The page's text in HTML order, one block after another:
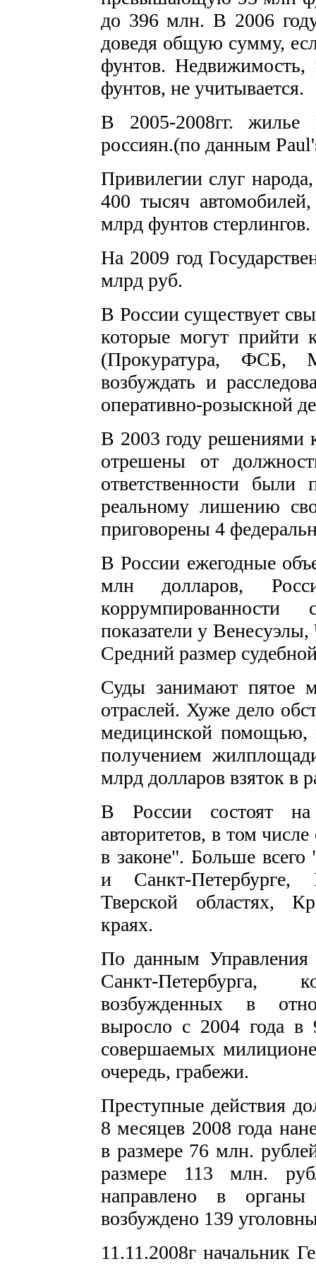
до 396 млн. В 2006
доведя общую сумму,
фунтов.
фунтов, не учитывается.
В 2005-2008гг. жилье
россиян.(по данным
Привилегии слуг
400 тысяч
млрд фунтов стерлингов.
На 2009 год
млрд руб.
В России существует
которые могут прийти
(Прокуратура, ФСБ,
возбуждать и
оперативно-розыскной
В 2003 году решениями
отрешены от
ответственности
реальному лишению
приговорены 4
В России ежегодные
млн долларов,
показатели у
Средний размер
Суды занимают пятое
отраслей. Хуже дело
медицинской помощью,
получением
млрд долларов взяток в
В России состоят
авторитетов, в том
в законе". Больше
и Санкт-Петербурге,
Тверской областях,
краях.
По данным Управления
Санкт-Петербурга,
возбужденных в
выросло с 2004 года в
совершаемых
очередь, грабежи.
Преступные действия
8 месяцев 2008 года
в размере 76 млн.
размере 113 млн.
направлено в органы
возбуждено 139
11.11.2008г начальник